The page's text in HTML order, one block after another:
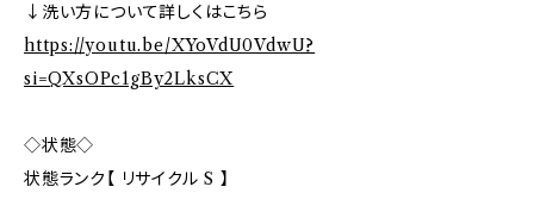
↓洗い方について詳しくはこちら
https://youtu.be/XYoVdU0VdwU?
si=QXsOPc1gBy2LksCX
◇状態◇
状態ランク【 リサイクル S 】